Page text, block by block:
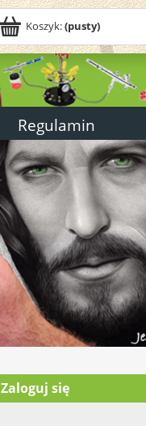
Koszyk:(pusty)
Regulamin
Zaloguj się